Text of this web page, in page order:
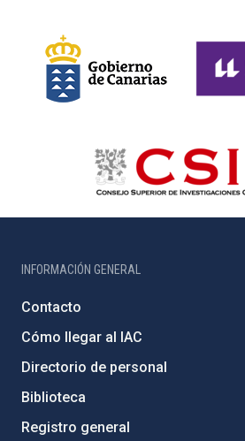
INFORMACIÓN GENERAL
Contacto
Cómo llegar al IAC
Directorio de personal
Biblioteca
Registro general